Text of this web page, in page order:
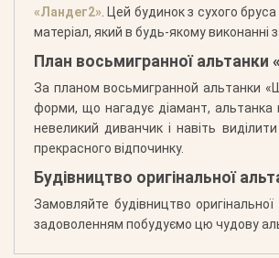
«Ландег2» . Цей будинок з сухого
матеріал, який в будь-якому виконанні
План восьмигранної альтанки
За планом восьмигранной альтанки
форми, що нагадує діамант,
невеликий диванчик і навіть
прекрасного відпочинку.
Будівництво оригінальної
Замовляйте будівництво
задоволенням побудуємо цю чудову